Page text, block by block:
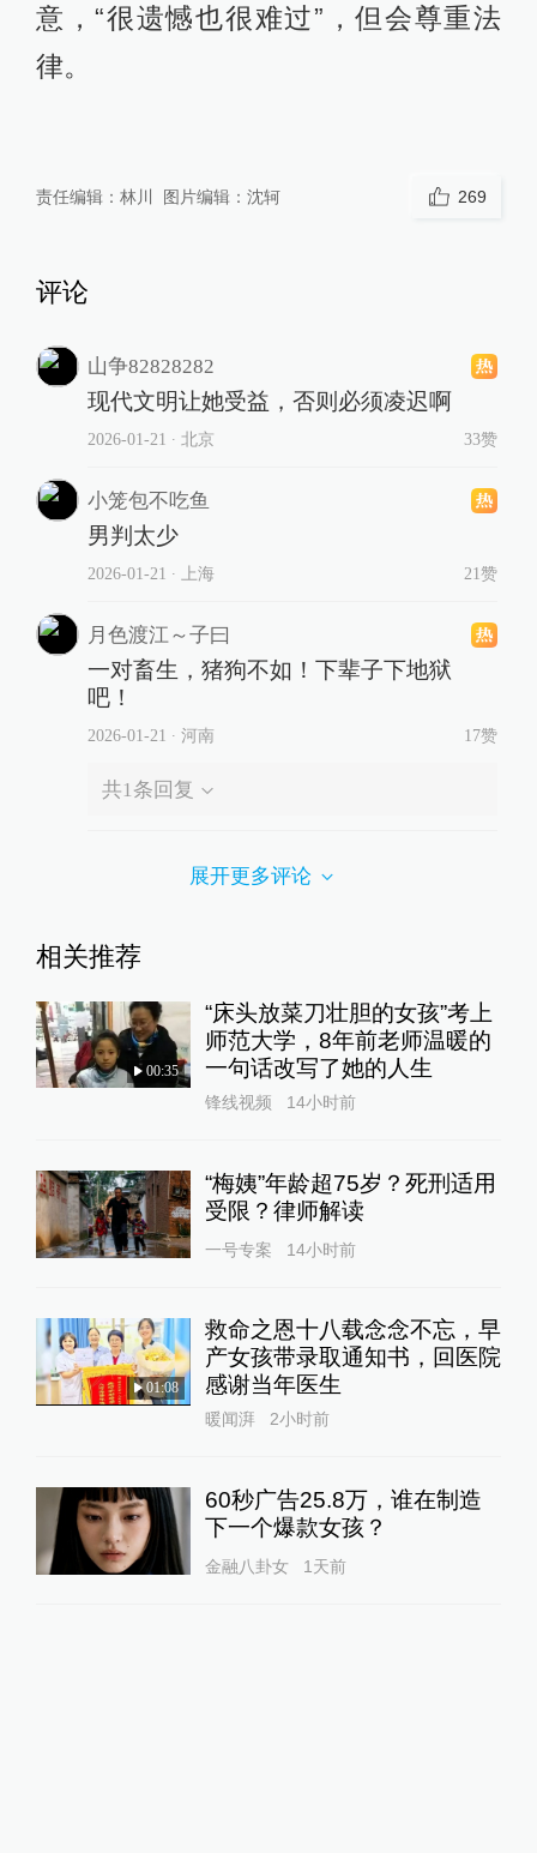
意，“很遗憾也很难过”，但会尊重法
律。
责任编辑： 林川 图片编辑： 沈轲 269
评论
山争82828282
现代文明让她受益，否则必须凌迟啊
2026-01-21 ∙ 北京 33赞
小笼包不吃鱼
男判太少
2026-01-21 ∙ 上海 21赞
月色渡江～子曰
一对畜生，猪狗不如！下辈子下地狱
吧！
2026-01-21 ∙ 河南 17赞
共1 条回复
展开更多评论
相关推荐
00:35
“床头放菜刀壮胆的女孩”考上
师范大学，8年前老师温暖的
一句话改写了她的人生
锋线视频 14小时前
“梅姨”年龄超75岁？死刑适用
受限？律师解读
一号专案 14小时前
01:08
救命之恩十八载念念不忘，早
产女孩带录取通知书，回医院
感谢当年医生
暖闻湃 2小时前
60秒广告25.8万，谁在制造
下一个爆款女孩？
金融八卦女 1天前